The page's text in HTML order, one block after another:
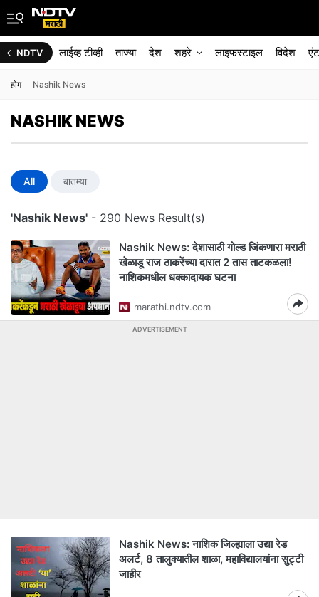
NDTV लाईव्ह टीव्ही ताज्या देश शहरे लाइफस्टाइल विदेश
होम Nashik News
NASHIK NEWS
All बातम्या
'Nashik News' - 290 News Result(s)
Nashik News: देशासाठी गोल्ड जिंकणारा मराठी
खेळाडू राज ठाकरेंच्या दारात 2 तास ताटकळला!
नाशिकमधील धक्कादायक घटना
marathi.ndtv.com
ADVERTISEMENT
Nashik News: नाशिक जिल्ह्याला उद्या रेड
अलर्ट, 8 तालुक्यातील शाळा, महाविद्यालयांना सुट्टी
जाहीर